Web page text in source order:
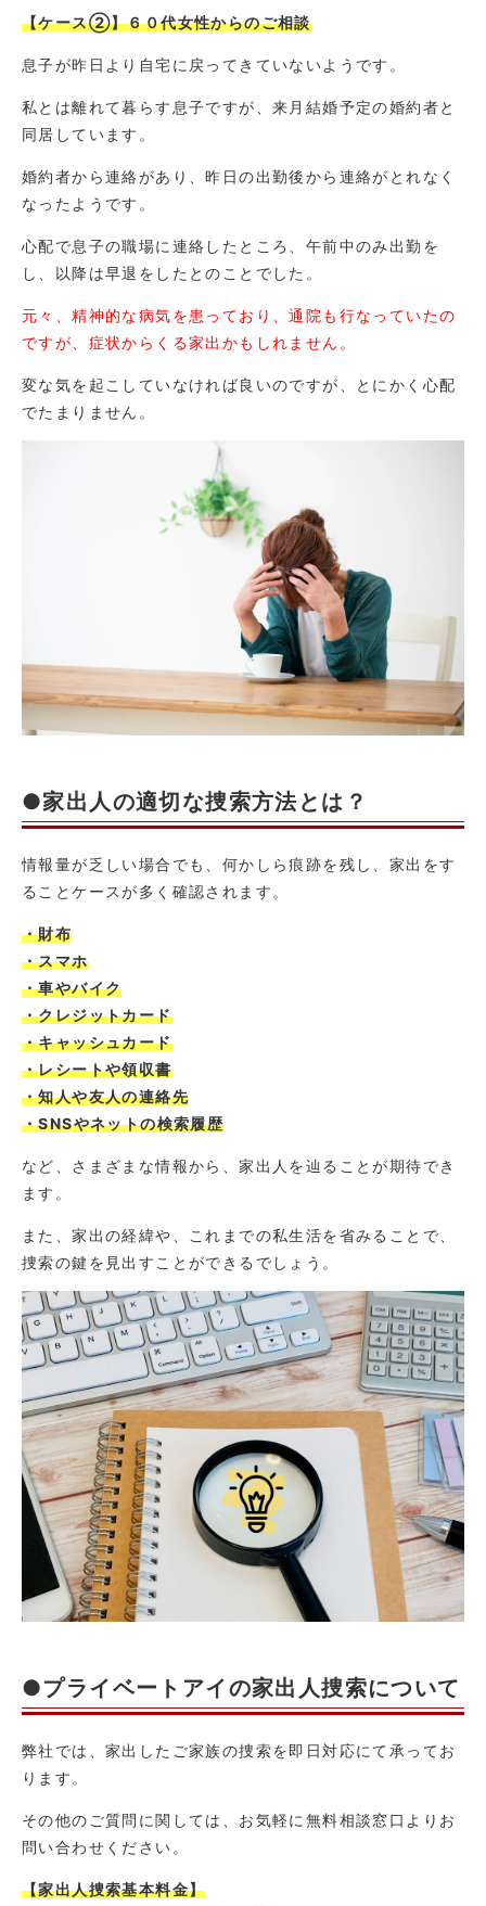
【ケース②】６０代女性からのご相談
息子が昨日より自宅に戻ってきていないようです。
私とは離れて暮らす息子ですが、来月結婚予定の婚約者と
同居しています。
婚約者から連絡があり、昨日の出勤後から連絡がとれなく
なったようです。
心配で息子の職場に連絡したところ、午前中のみ出勤を
し、以降は早退をしたとのことでした。
元々、精神的な病気を患っており、通院も行なっていたの
ですが、症状からくる家出かもしれません。
変な気を起こしていなければ良いのですが、とにかく心配
でたまりません。
●家出人の適切な捜索方法とは？
情報量が乏しい場合でも、何かしら痕跡を残し、家出をす
ることケースが多く確認されます。
・財布
・スマホ
・車やバイク
・クレジットカード
・キャッシュカード
・レシートや領収書
・知人や友人の連絡先
・SNSやネットの検索履歴
など、さまざまな情報から、家出人を辿ることが期待でき
ます。
また、家出の経緯や、これまでの私生活を省みることで、
捜索の鍵を見出すことができるでしょう。
●プライベートアイの家出人捜索について
弊社では、家出したご家族の捜索を即日対応にて承ってお
ります。
その他のご質問に関しては、お気軽に無料相談窓口よりお
問い合わせください。
【家出人捜索基本料金】